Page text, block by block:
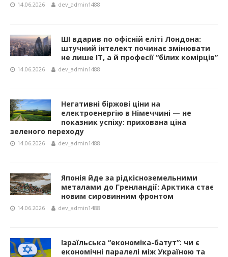
14.06.2026 dev_admin1488
ШІ вдарив по офісній еліті Лондона:
штучний інтелект починає змінювати
не лише IT, а й професії “білих комірців”
14.06.2026 dev_admin1488
Негативні біржові ціни на
електроенергію в Німеччині — не
показник успіху: прихована ціна
зеленого переходу
14.06.2026 dev_admin1488
Японія йде за рідкісноземельними
металами до Гренландії: Арктика стає
новим сировинним фронтом
14.06.2026 dev_admin1488
Ізраїльська “економіка-батут”: чи є
економічні паралелі між Україною та